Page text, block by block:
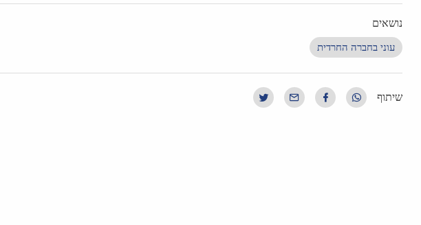
נושאים
עוני בחברה החרדית
שיתוף